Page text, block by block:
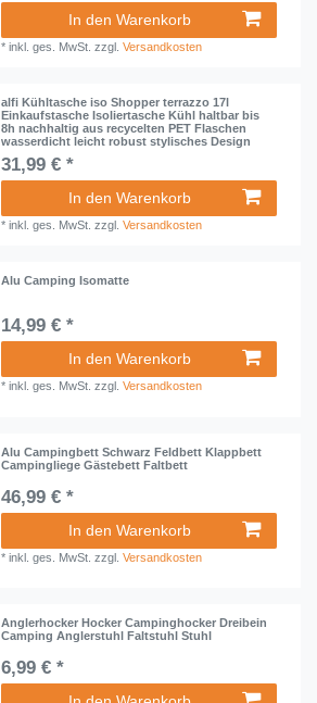
In den Warenkorb
*inkl. ges. MwSt. zzgl.Versandkosten
alfi Kühltasche iso Shopper terrazzo 17l
Einkaufstasche Isoliertasche Kühl haltbar bis
8h nachhaltig aus recycelten PET Flaschen
wasserdicht leicht robust stylisches Design
31,99 € *
In den Warenkorb
*inkl. ges. MwSt. zzgl.Versandkosten
Alu Camping Isomatte
14,99 € *
In den Warenkorb
*inkl. ges. MwSt. zzgl.Versandkosten
Alu Campingbett Schwarz Feldbett Klappbett
Campingliege Gästebett Faltbett
46,99 € *
In den Warenkorb
*inkl. ges. MwSt. zzgl.Versandkosten
Anglerhocker Hocker Campinghocker Dreibein
Camping Anglerstuhl Faltstuhl Stuhl
6,99 € *